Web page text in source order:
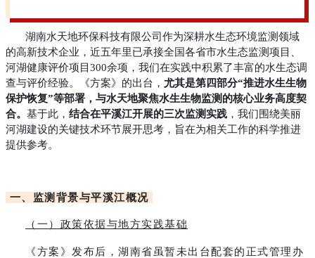
湖南水天地环保科技有限公司作为深耕水生态环境监测领域
的高新技术企业，近五年里已承接全国各省市水生态监测项目、
河湖健康评价项目300余项，我们在实践中积累了丰富的水生态调
查与评价经验。《方案》的出台， 尤其是第四部分“推进水生生物
保护恢复”等部署，与水天地聚焦水生生物监测的核心业务高度契
合。 基于此， 结合在平溪江开展的三次监测实践 ，我们围绕美丽
河湖建设的关键技术环节展开思考，旨在为相关工作的科学推进
提供参考。
一、监测背景与平溪江概况
（一）政策依据与地方实践基础
《方案》发布后，湖南省虽暂未出台配套的正式管理办